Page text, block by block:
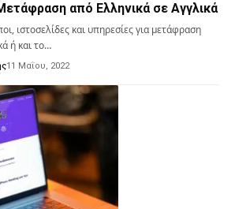
από Ελληνικά σε Αγγλικά
ιστοσελίδες και υπηρεσίες για μετάφραση
ή και το…
11 Μαΐου, 2022